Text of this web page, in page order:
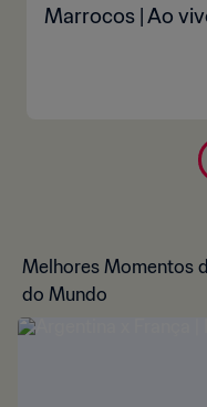
Marrocos | Ao
Melhores Momentos
do Mundo